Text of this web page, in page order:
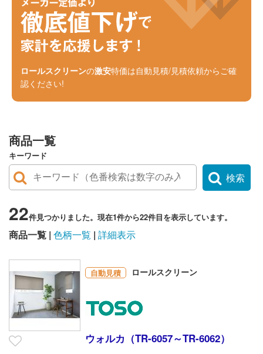
ロールスクリーンの激安特価は自動見積/見積依頼からご確
認ください!
商品一覧
キーワード
検索
22件見つかりました。現在1件から22件目を表示しています。
商品一覧 色柄一覧 詳細表示
自動見積 ロールスクリーン
ウォルカ（TR-6057～TR-6062）